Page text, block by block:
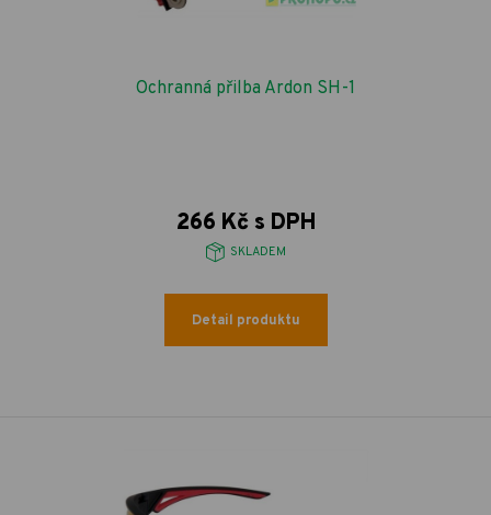
Ochranná přilba Ardon SH-1
266 Kč s DPH
SKLADEM
Detail produktu